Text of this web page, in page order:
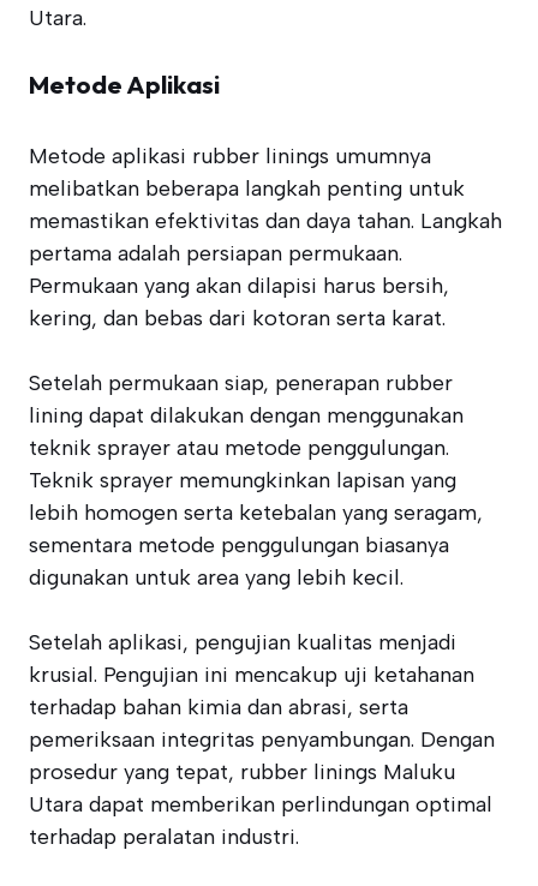
Utara.
Metode Aplikasi
Metode aplikasi rubber linings umumnya
melibatkan beberapa langkah penting untuk
memastikan efektivitas dan daya tahan. Langkah
pertama adalah persiapan permukaan.
Permukaan yang akan dilapisi harus bersih,
kering, dan bebas dari kotoran serta karat.
Setelah permukaan siap, penerapan rubber
lining dapat dilakukan dengan menggunakan
teknik sprayer atau metode penggulungan.
Teknik sprayer memungkinkan lapisan yang
lebih homogen serta ketebalan yang seragam,
sementara metode penggulungan biasanya
digunakan untuk area yang lebih kecil.
Setelah aplikasi, pengujian kualitas menjadi
krusial. Pengujian ini mencakup uji ketahanan
terhadap bahan kimia dan abrasi, serta
pemeriksaan integritas penyambungan. Dengan
prosedur yang tepat, rubber linings Maluku
Utara dapat memberikan perlindungan optimal
terhadap peralatan industri.